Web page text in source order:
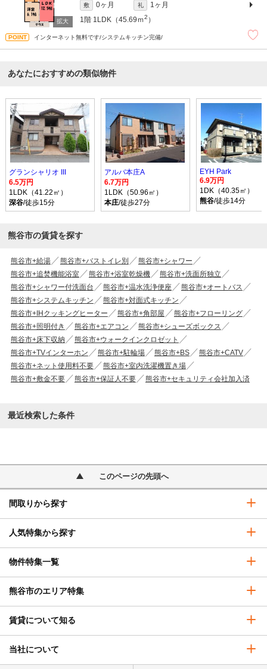
敷 0ヶ月 礼
1ヶ月
1階 1LDK（45.69ｍ2 ）
インターネット無料です/システムキッチン完備/
あなたにおすすめの類似物件
グランシャリオ III
6.5万円
1LDK（41.22㎡）
深谷/徒歩15分
アルバ本庄A
6.7万円
1LDK（50.96㎡）
本庄/徒歩27分
EYH Park
6.9万円
1DK（40.35㎡）
熊谷/徒歩14分
熊谷市の賃貸を探す
熊谷市+給湯 熊谷市+バストイレ別
熊谷市+シャワー
熊谷市+追焚機能浴室
熊谷市+浴室乾燥機
熊谷市+洗面所独立
熊谷市+シャワー付洗面台
熊谷市+温水洗浄便座
熊谷市+オートバス
熊谷市+システムキッチン
熊谷市+対面式キッチン
熊谷市+IHクッキングヒーター
熊谷市+角部屋
熊谷市+フローリング
熊谷市+照明付き
熊谷市+エアコン
熊谷市+シューズボックス
熊谷市+床下収納
熊谷市+ウォークインクロゼット
熊谷市+TVインターホン
熊谷市+駐輪場 熊谷市+BS
熊谷市+CATV
熊谷市+ネット使用料不要
熊谷市+室内洗濯機置き場
熊谷市+敷金不要
熊谷市+保証人不要 熊谷市+セキュリティ会社加入済
最近検索した条件
このページの先頭へ
間取りから探す
人気特集から探す
物件特集一覧
熊谷市のエリア特集
賃貸について知る
当社について